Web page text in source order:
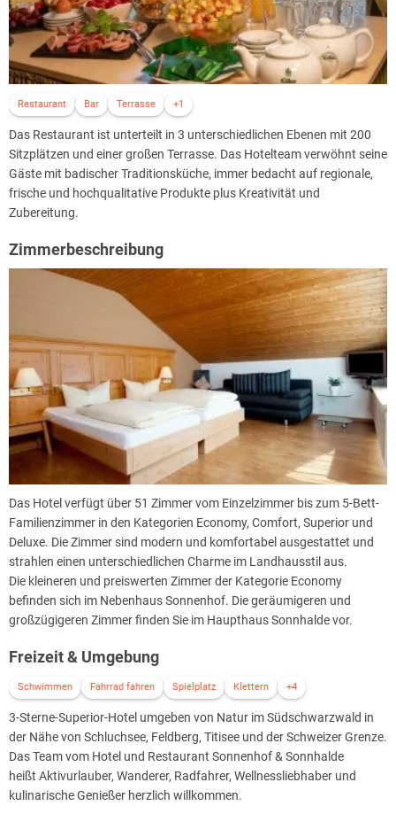
Restaurant Bar Terrasse +1
Das Restaurant ist unterteilt in 3 unterschiedlichen Ebenen mit 200
Sitzplätzen und einer großen Terrasse. Das Hotelteam verwöhnt seine
Gäste mit badischer Traditionsküche, immer bedacht auf regionale,
frische und hochqualitative Produkte plus Kreativität und
Zubereitung.
Zimmerbeschreibung
Das Hotel verfügt über 51 Zimmer vom Einzelzimmer bis zum 5-Bett-
Familienzimmer in den Kategorien Economy, Comfort, Superior und
Deluxe. Die Zimmer sind modern und komfortabel ausgestattet und
strahlen einen unterschiedlichen Charme im Landhausstil aus.
Die kleineren und preiswerten Zimmer der Kategorie Economy
befinden sich im Nebenhaus Sonnenhof. Die geräumigeren und
großzügigeren Zimmer finden Sie im Haupthaus Sonnhalde vor.
Freizeit & Umgebung
Schwimmen Fahrrad fahren Spielplatz Klettern +4
3-Sterne-Superior-Hotel umgeben von Natur im Südschwarzwald in
der Nähe von Schluchsee, Feldberg, Titisee und der Schweizer Grenze.
Das Team vom Hotel und Restaurant Sonnenhof & Sonnhalde
heißt Aktivurlauber, Wanderer, Radfahrer, Wellnessliebhaber und
kulinarische Genießer herzlich willkommen.